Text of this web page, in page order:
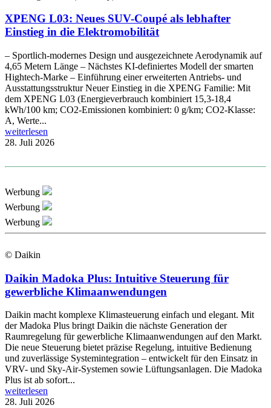
XPENG L03: Neues SUV-Coupé als lebhafter
Einstieg in die Elektromobilität
– Sportlich-modernes Design und ausgezeichnete Aerodynamik auf
4,65 Metern Länge – Nächstes KI-definiertes Modell der smarten
Hightech-Marke – Einführung einer erweiterten Antriebs- und
Ausstattungsstruktur Neuer Einstieg in die XPENG Familie: Mit
dem XPENG L03 (Energieverbrauch kombiniert 15,3-18,4
kWh/100 km; CO2-Emissionen kombiniert: 0 g/km; CO2-Klasse:
A, Werte...
weiterlesen
28. Juli 2026
Werbung
Werbung
Werbung
© Daikin
Daikin Madoka Plus: Intuitive Steuerung für
gewerbliche Klimaanwendungen
Daikin macht komplexe Klimasteuerung einfach und elegant. Mit
der Madoka Plus bringt Daikin die nächste Generation der
Raumregelung für gewerbliche Klimaanwendungen auf den Markt.
Die neue Steuerung bietet präzise Regelung, intuitive Bedienung
und zuverlässige Systemintegration – entwickelt für den Einsatz in
VRV- und Sky-Air-Systemen sowie Lüftungsanlagen. Die Madoka
Plus ist ab sofort...
weiterlesen
28. Juli 2026